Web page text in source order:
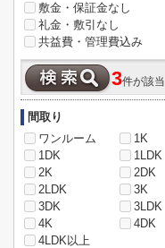
敷金・保証金なし
礼金・敷引なし
共益費・管理費込み
3件が該当
間取り
ワンルーム
1K
1DK
1LDK
2K
2DK
2LDK
3K
3DK
3LDK
4K
4DK
4LDK以上